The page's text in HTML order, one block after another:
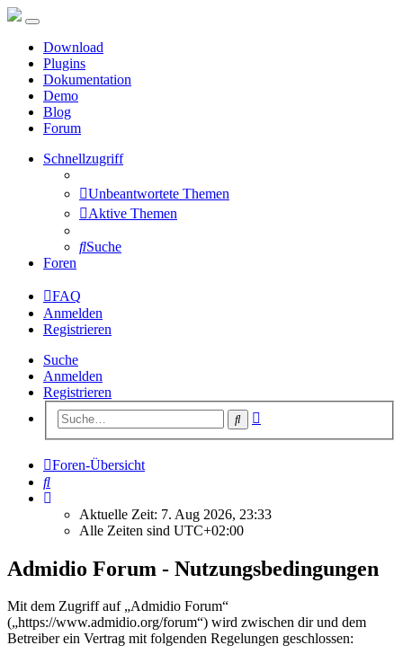
Download
Plugins
Dokumentation
Demo
Blog
Forum
Schnellzugriff
Unbeantwortete Themen
Aktive Themen
Suche
Foren
FAQ
Anmelden
Registrieren
Suche
Anmelden
Registrieren
Suche
Foren-Übersicht
Suche
Aktuelle Zeit: 7. Aug 2026, 23:33
Alle Zeiten sind UTC+02:00
Admidio Forum - Nutzungsbedingungen
Mit dem Zugriff auf „Admidio Forum“
(„https://www.admidio.org/forum“) wird zwischen dir und dem
Betreiber ein Vertrag mit folgenden Regelungen geschlossen: